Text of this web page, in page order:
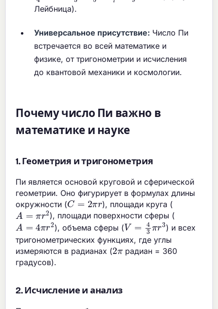
Лейбница).
Универсальное присутствие: Число Пи
встречается во всей математике и
физике, от тригонометрии и исчисления
до квантовой механики и космологии.
Почему число Пи важно в
математике и науке
1. Геометрия и тригонометрия
Пи является основой круговой и сферической
геометрии. Оно фигурирует в формулах длины
окружности (C=2πr ), площади круга (
A=πr2 ), площади поверхности сферы (
A= πr ), объема сферы (V=4 3πr3 ) и всех
тригонометрических функциях, где углы
измеряются в радианах (2πрадиан = 360
градусов).
2. Исчисление и анализ